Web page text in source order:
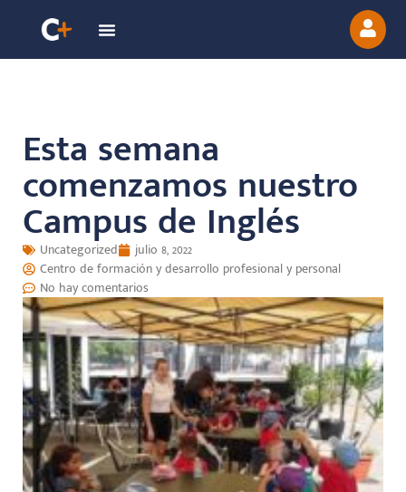
Esta semana
comenzamos nuestro
Campus de Inglés
Uncategorized
julio 8, 2022
Centro de formación y desarrollo profesional y personal
No hay comentarios